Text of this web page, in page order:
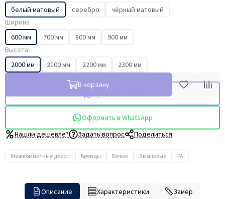
белый матовый
серебро
чёрный матовый
Ширина
600 мм
700 мм 800 мм
900 мм
Высота
2000 мм
2100 мм 2200 мм 2300 мм
В корзину
Оформить в WhatsApp
Нашли дешевле?
Задать вопрос Поделиться
Межкомнатные двери Бренды Белые Эмалевые PA
Описание Характеристики
Замер